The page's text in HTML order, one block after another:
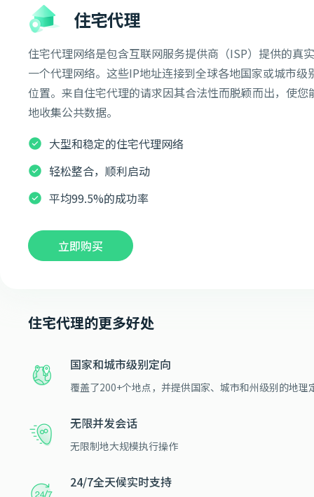
住宅代理
住宅代理网络是包含互联网服务提供商（ISP）提供的真
一个代理网络。这些IP地址连接到全球各地国家或城市级
位置。来自住宅代理的请求因其合法性而脱颖而出，使您
地收集公共数据。
大型和稳定的住宅代理网络
轻松整合，顺利启动
平均99.5%的成功率
立即购买
住宅代理的更多好处
国家和城市级别定向
覆盖了200+个地点，并提供国家、城市和州级别的地理
无限并发会话
无限制地大规模执行操作
24/7全天候实时支持